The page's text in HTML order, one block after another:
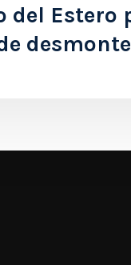
del Estero